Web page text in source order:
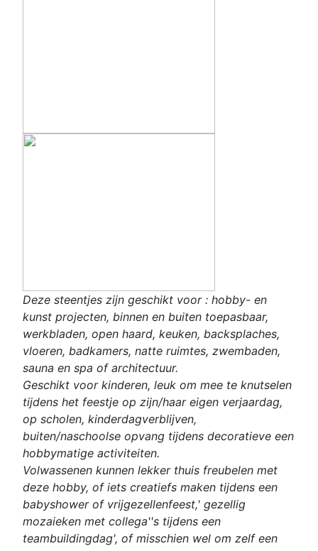
Deze steentjes zijn geschikt voor : hobby- en
kunst projecten, binnen en buiten toepasbaar,
werkbladen, open haard, keuken, backsplaches,
vloeren, badkamers, natte ruimtes, zwembaden,
sauna en spa of architectuur.
Geschikt voor kinderen, leuk om mee te knutselen
tijdens het feestje op zijn/haar eigen verjaardag,
op scholen, kinderdagverblijven,
buiten/naschoolse opvang tijdens decoratieve een
hobbymatige activiteiten.
Volwassenen kunnen lekker thuis freubelen met
deze hobby, of iets creatiefs maken tijdens een
babyshower of vrijgezellenfeest,' gezellig
mozaieken met collega''s tijdens een
teambuildingdag', of misschien wel om zelf een